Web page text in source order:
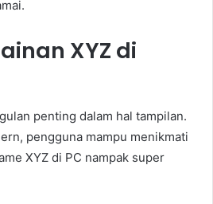
XYZ di
penting dalam hal tampilan.
pengguna mampu menikmati
XYZ di PC nampak super